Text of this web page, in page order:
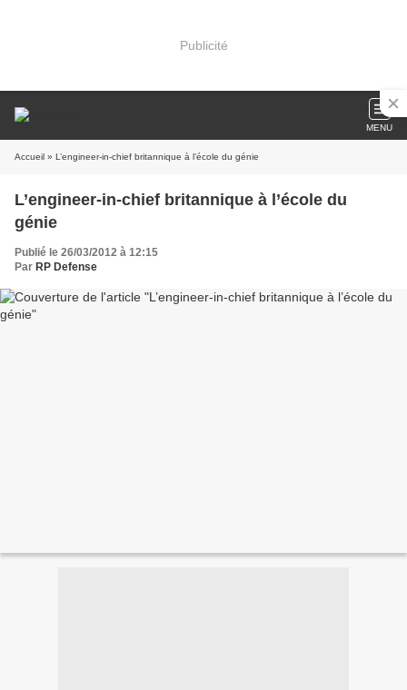
Publicité
MENU
Accueil » L’engineer-in-chief britannique à l’école du génie
L’engineer-in-chief britannique à l’école du
génie
Publié le 26/03/2012 à 12:15
Par RP Defense